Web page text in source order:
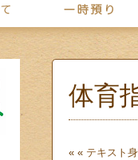
体育
« « テキスト